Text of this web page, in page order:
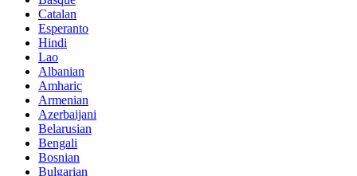
Catalan
Esperanto
Hindi
Lao
Albanian
Amharic
Armenian
Azerbaijani
Belarusian
Bengali
Bosnian
Bulgarian